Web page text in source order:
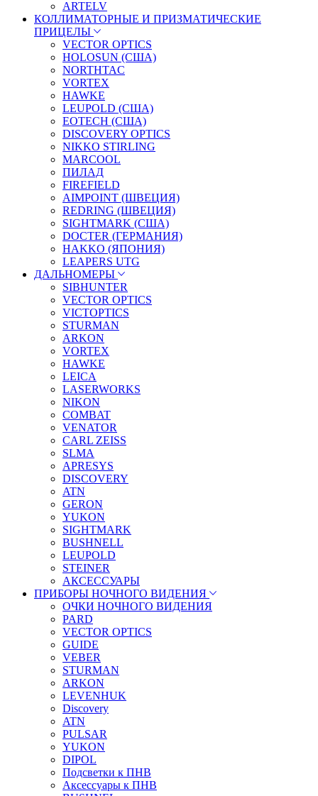
ARTELV
КОЛЛИМАТОРНЫЕ И ПРИЗМАТИЧЕСКИЕ
ПРИЦЕЛЫ
VECTOR OPTICS
HOLOSUN (США)
NORTHTAC
VORTEX
HAWKE
LEUPOLD (США)
EOTECH (США)
DISCOVERY OPTICS
NIKKO STIRLING
MARCOOL
ПИЛАД
FIREFIELD
AIMPOINT (ШВЕЦИЯ)
REDRING (ШВЕЦИЯ)
SIGHTMARK (США)
DOCTER (ГЕРМАНИЯ)
HAKKO (ЯПОНИЯ)
LEAPERS UTG
ДАЛЬНОМЕРЫ
SIBHUNTER
VECTOR OPTICS
VICTOPTICS
STURMAN
ARKON
VORTEX
HAWKE
LEICA
LASERWORKS
NIKON
COMBAT
VENATOR
CARL ZEISS
SLMA
APRESYS
DISCOVERY
ATN
GERON
YUKON
SIGHTMARK
BUSHNELL
LEUPOLD
STEINER
АКСЕССУАРЫ
ПРИБОРЫ НОЧНОГО ВИДЕНИЯ
ОЧКИ НОЧНОГО ВИДЕНИЯ
PARD
VECTOR OPTICS
GUIDE
VEBER
STURMAN
ARKON
LEVENHUK
Discovery
ATN
PULSAR
YUKON
DIPOL
Подсветки к ПНВ
Аксессуары к ПНВ